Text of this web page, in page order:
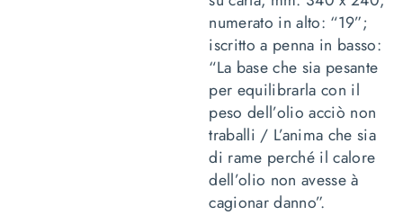
numerato in alto: “19”;
iscritto a penna in basso:
“La base che sia pesante
per equilibrarla con il
peso dell’olio acciò non
traballi / L’anima che sia
di rame perché il calore
dell’olio non avesse à
cagionar danno”.